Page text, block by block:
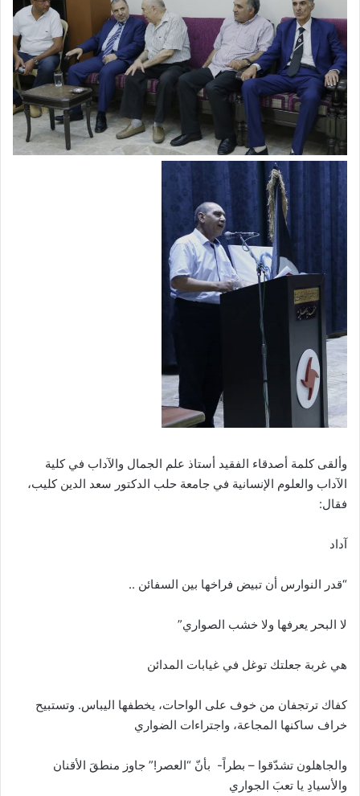
وألقى كلمة أصدقاء الفقيد أستاذ علم الجمال والآداب في كلية
الآداب والعلوم الإنسانية في جامعة حلب الدكتور سعد الدين كليب،
فقال:
آداد
“قدر النوارس أن تبيض فراخها بين السفائن ..
لا البحر يعرفها ولا خشب الصواري”
هي غربة جعلتك توغل في غيابات المدائن
كفاك ترتجفان من خوف على الواحات، يخطفها اليباس. وتستبيح
خراف ساكنها المجاعة، واجتراءات الضواري
والجاهلون تشدّقوا – بطراً- بأنّ “العصر!” جاوز منطقَ الأقنان
والأسيادِ يا تعبَ الجواري